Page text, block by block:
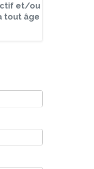
et/ou
tout âge